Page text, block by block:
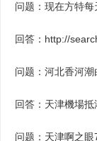
问题：现在方特每
回答：http://
问题：河北香河
回答：天津機場
问题：天津啊之